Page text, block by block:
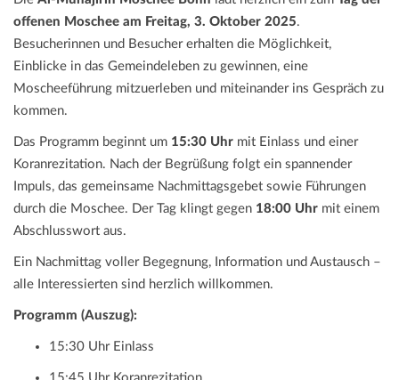
offenen Moschee am Freitag, 3. Oktober 2025.
Besucherinnen und Besucher erhalten die Möglichkeit,
Einblicke in das Gemeindeleben zu gewinnen, eine
Moscheeführung mitzuerleben und miteinander ins Gespräch zu
kommen.
Das Programm beginnt um 15:30 Uhr mit Einlass und einer
Koranrezitation. Nach der Begrüßung folgt ein spannender
Impuls, das gemeinsame Nachmittagsgebet sowie Führungen
durch die Moschee. Der Tag klingt gegen 18:00 Uhr mit einem
Abschlusswort aus.
Ein Nachmittag voller Begegnung, Information und Austausch –
alle Interessierten sind herzlich willkommen.
Programm (Auszug):
15:30 Uhr Einlass